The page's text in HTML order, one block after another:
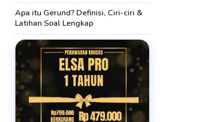
Apa itu Gerund? Definisi, Ciri-ciri &
Latihan Soal Lengkap